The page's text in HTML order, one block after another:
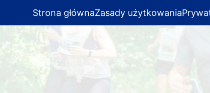
Strona głównaZasady użytkowania